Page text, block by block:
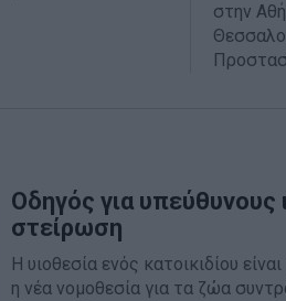
στην
Οδηγός για υπεύθυνους
στείρωση
Η υιοθεσία ενός κατοικιδίου
η νέα νομοθεσία για τα ζώα